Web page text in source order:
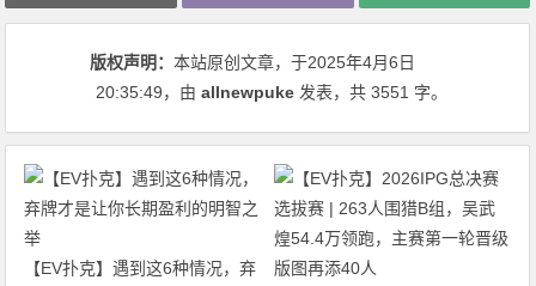
版权声明：本站原创文章，于2025年4月6日
20:35:49，由allnewpuke 发表，共 3551 字。
【EV扑克】遇到这6种情况，弃